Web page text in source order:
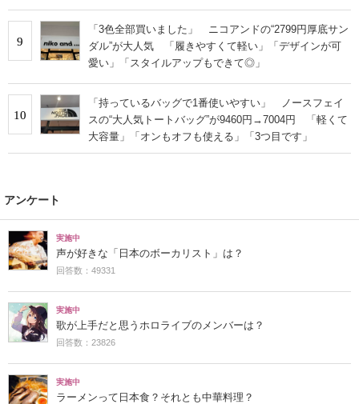
9
「3色全部買いました」 ニコアンドの“2799円厚底サン
ダル”が大人気 「履きやすくて軽い」「デザインが可
愛い」「スタイルアップもできて◎」
10
「持っているバッグで1番使いやすい」 ノースフェイ
スの“大人気トートバッグ”が9460円→7004円 「軽くて
大容量」「オンもオフも使える」「3つ目です」
アンケート
実施中
声が好きな「日本のボーカリスト」は？
回答数：49331
実施中
歌が上手だと思うホロライブのメンバーは？
回答数：23826
実施中
ラーメンって日本食？それとも中華料理？